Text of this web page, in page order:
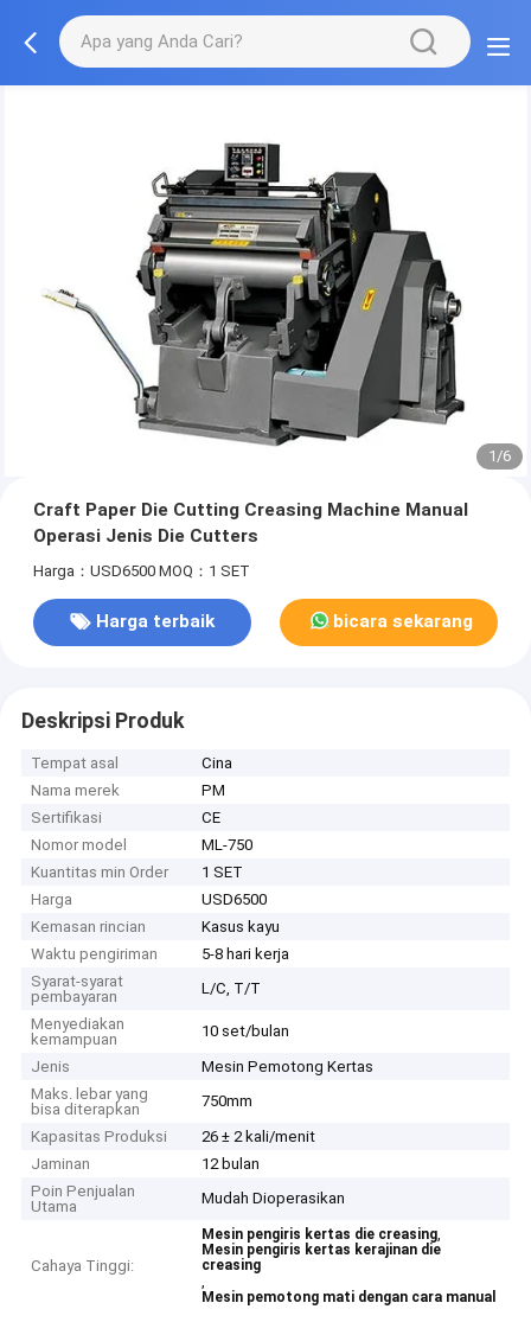
1/6
Craft Paper Die Cutting Creasing Machine Manual
Operasi Jenis Die Cutters
Harga：USD6500 MOQ：1 SET
Harga terbaik bicara sekarang
Deskripsi Produk
Tempat asal
Cina
Nama merek
PM
Sertifikasi
CE
Nomor model
ML-750
Kuantitas min Order
1 SET
Harga
USD6500
Kemasan rincian
Kasus kayu
Waktu pengiriman
5-8 hari kerja
Syarat-syarat
pembayaran
L/C, T/T
Menyediakan
kemampuan
10 set/bulan
Jenis
Mesin Pemotong Kertas
Maks. lebar yang
bisa diterapkan
750mm
Kapasitas Produksi
26 ± 2 kali/menit
Jaminan
12 bulan
Poin Penjualan
Utama
Mudah Dioperasikan
Cahaya Tinggi:
Mesin pengiris kertas die creasing,
Mesin pengiris kertas kerajinan die
creasing
,
Mesin pemotong mati dengan cara manual